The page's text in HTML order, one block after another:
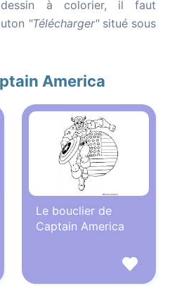
à colorier, il faut
"Télécharger"situé sous
America
Le bouclier de
Captain America